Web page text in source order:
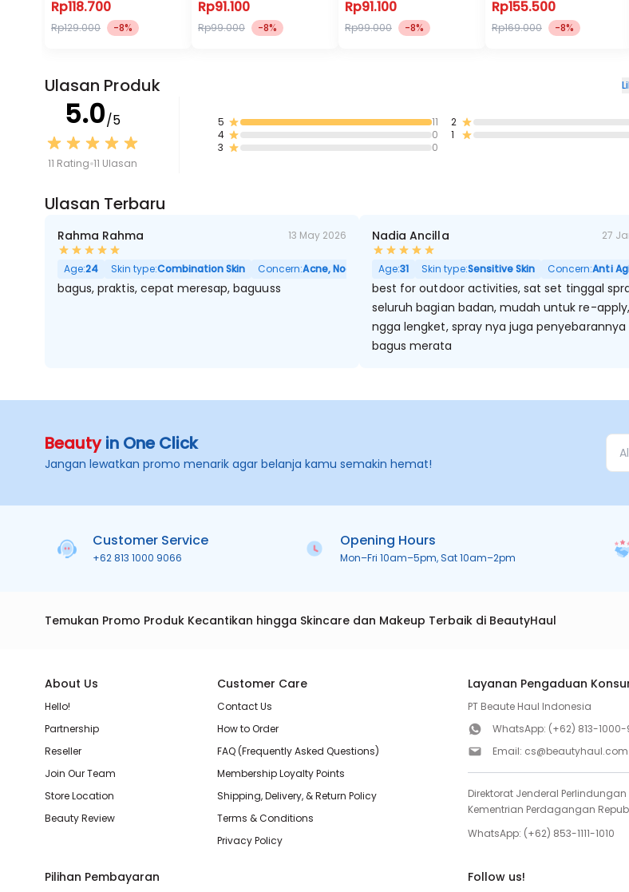
Rp118.700
Rp129.000 -8%
Rp91.100
Rp99.000 -8%
Rp91.100
Rp99.000 -8%
Rp155.500
Rp169.000 -8%
Ulasan Produk
5.0/5
11 Rating 11 Ulasan
5
11
4
0
3
0
2
1
Ulasan Terbaru
Rahma Rahma 13 May 2026
Age:24 Skin type:Combination Skin Concern:Acne, Noda Hitam, Sensitif, Berminyak, Pori Besar
bagus, praktis, cepat meresap, baguuss
Nadia Ancilla 27
Age:31 Skin type:Sensitive Skin Concern:Anti
best for outdoor activities, sat set tinggal
seluruh bagian badan, mudah untuk re-apply,
ngga lengket, spray nya juga penyebarannya
bagus merata
Beautyin One Click
Jangan lewatkan promo menarik agar belanja kamu semakin hemat!
Customer Service
+62 813 1000 9066
Opening Hours
Mon–Fri 10am–5pm, Sat 10am–2pm
Temukan Promo Produk Kecantikan hingga Skincare dan Makeup Terbaik di BeautyHaul
About Us
Hello!
Partnership
Reseller
Join Our Team
Store Location
Beauty Review
Customer Care
Contact Us
How to Order
FAQ (Frequently Asked Questions)
Membership Loyalty Points
Shipping, Delivery, & Return Policy
Terms & Conditions
Privacy Policy
Layanan Pengaduan
PT Beaute Haul Indonesia
WhatsApp: (+62) 813-
Email: cs@beautyhaul.com
Direktorat Jenderal
Kementrian Perdagangan
WhatsApp: (+62) 853-1111-1010
Pilihan Pembayaran Follow us!